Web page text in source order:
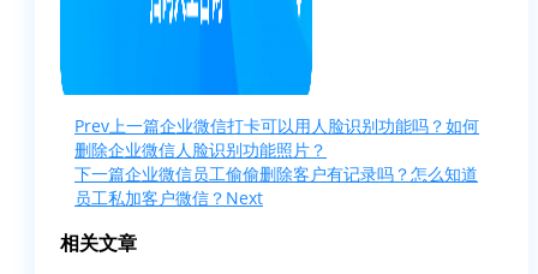
Prev 上一篇企业微信打卡可以用人脸识别功能吗？如何
删除企业微信人脸识别功能照片？
下一篇企业微信员工偷偷删除客户有记录吗？怎么知道
员工私加客户微信？ Next
相关文章